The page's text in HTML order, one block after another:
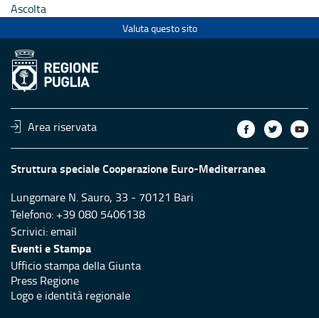
Ascolta
Valuta questo sito
Area riservata
Struttura speciale Cooperazione Euro-Mediterranea
Lungomare N. Sauro, 33 - 70121 Bari
Telefono: +39 080 5406138
Scrivici:email
Eventi e Stampa
Ufficio stampa della Giunta
Press Regione
Logo e identità regionale